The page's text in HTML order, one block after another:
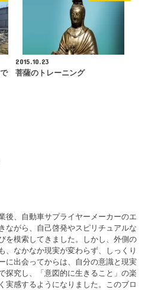
2015.10.23
菩薩のトレーニング
後、自動車サプライヤーメーカーのエ
ながら、自己啓発やスピリチュアルな
を模索してきました。しかし、外側の
、なかなか現実が変わらず、しっくり
に出会ってからは、自分の意識と現実
探究し、「意図的に生きること」の楽
実感するようになりました。このブロ